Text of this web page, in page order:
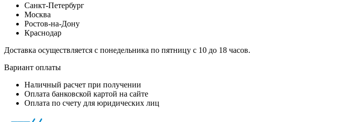
Санкт-Петербург
Москва
Ростов-на-Дону
Краснодар
Доставка осуществляется с понедельника по пятницу с 10 до 18 часов.
Вариант оплаты
Наличный расчет при получении
Оплата банковской картой на сайте
Оплата по счету для юридических лиц